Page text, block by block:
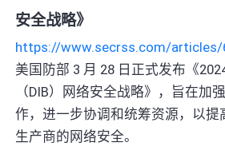
安全战略》
https://www.secrss.com/articles/
美国防部 3 月 28 日正式发布《
（DIB）网络安全战略》，旨在加
作，进一步协调和统筹资源，以提
生产商的网络安全。